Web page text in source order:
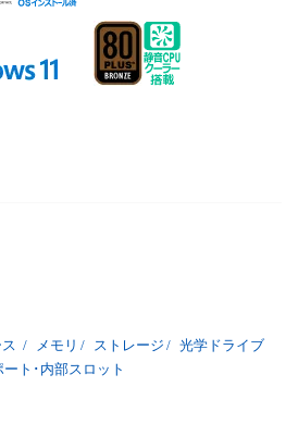
/ メモリ / ストレージ / 光学ドライブ
ート･内部スロット